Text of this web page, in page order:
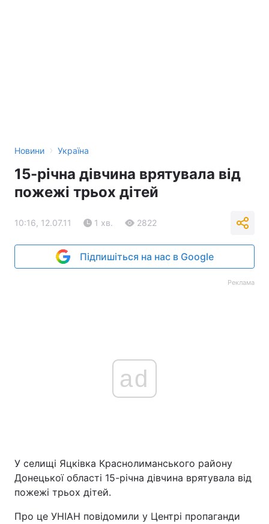
Новини › Україна
15-річна дівчина врятувала від
пожежі трьох дітей
10:16, 12.07.11 1 хв. 2822
Підпишіться на нас в Google
Реклама
ad
У селищі Яцківка Краснолиманського району
Донецької області 15-річна дівчина врятувала від
пожежі трьох дітей.
Про це УНІАН повідомили у Центрі пропаганди